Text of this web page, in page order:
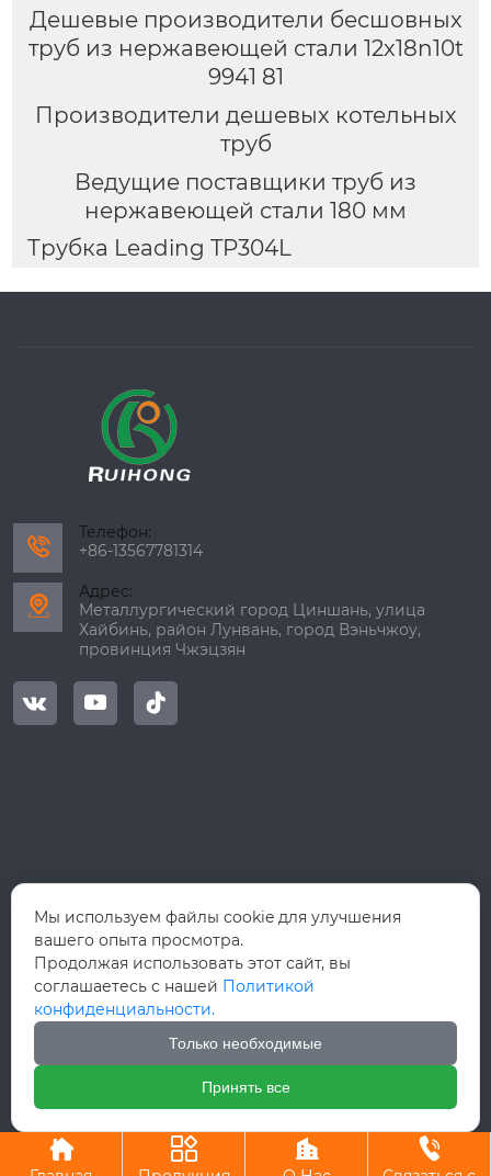
Дешевые производители бесшовных
труб из нержавеющей стали 12x18n10t
9941 81
Производители дешевых котельных
труб
Ведущие поставщики труб из
нержавеющей стали 180 мм
Трубка Leading TP304L

Телефон:
+86-13567781314

Адрес:
Металлургический город Циншань, улица
Хайбинь, район Лунвань, город Вэньчжоу,
провинция Чжэцзян
  
Авторское право©ООО Вэньчжоу Руй Хун Интернэшнл Трейд
   
Мы используем файлы cookie для улучшения
вашего опыта просмотра.
Продолжая использовать этот сайт, вы
соглашаетесь с нашей Политикой
конфиденциальности.
Только необходимые
Принять все